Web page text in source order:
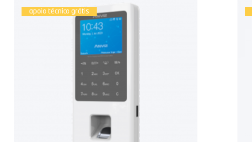
apoio técnico grátis